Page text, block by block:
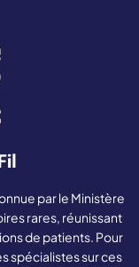
par le Ministère
rares, réunissant
de patients. Pour
spécialistes sur ces